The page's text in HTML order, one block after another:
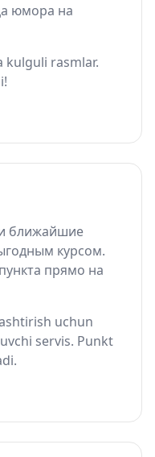
юмора на
kulguli rasmlar.
ближайшие
курсом.
прямо на
uchun
servis. Punkt